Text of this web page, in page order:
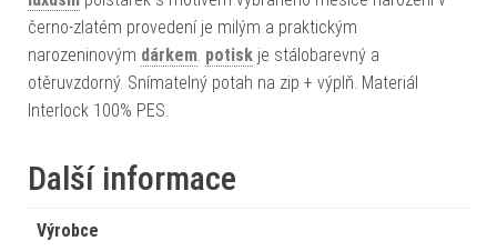
černo-zlatém provedení je milým a praktickým
narozeninovým dárkem. potisk je stálobarevný a
otěruvzdorný. Snímatelný potah na zip + výplň. Materiál
Interlock 100% PES.
Další informace
Výrobce